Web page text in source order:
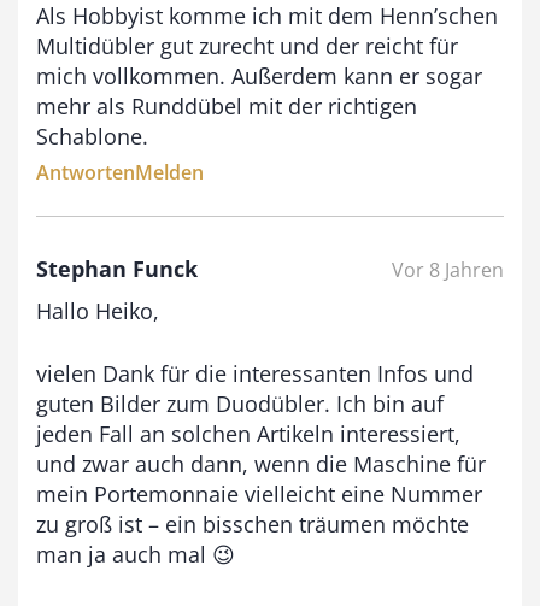
Als Hobbyist komme ich mit dem Henn’schen
Multidübler gut zurecht und der reicht für
mich vollkommen. Außerdem kann er sogar
mehr als Runddübel mit der richtigen
Schablone.
AntwortenMelden
Stephan Funck Vor 8 Jahren
Hallo Heiko,
vielen Dank für die interessanten Infos und
guten Bilder zum Duodübler. Ich bin auf
jeden Fall an solchen Artikeln interessiert,
und zwar auch dann, wenn die Maschine für
mein Portemonnaie vielleicht eine Nummer
zu groß ist – ein bisschen träumen möchte
man ja auch mal 😉